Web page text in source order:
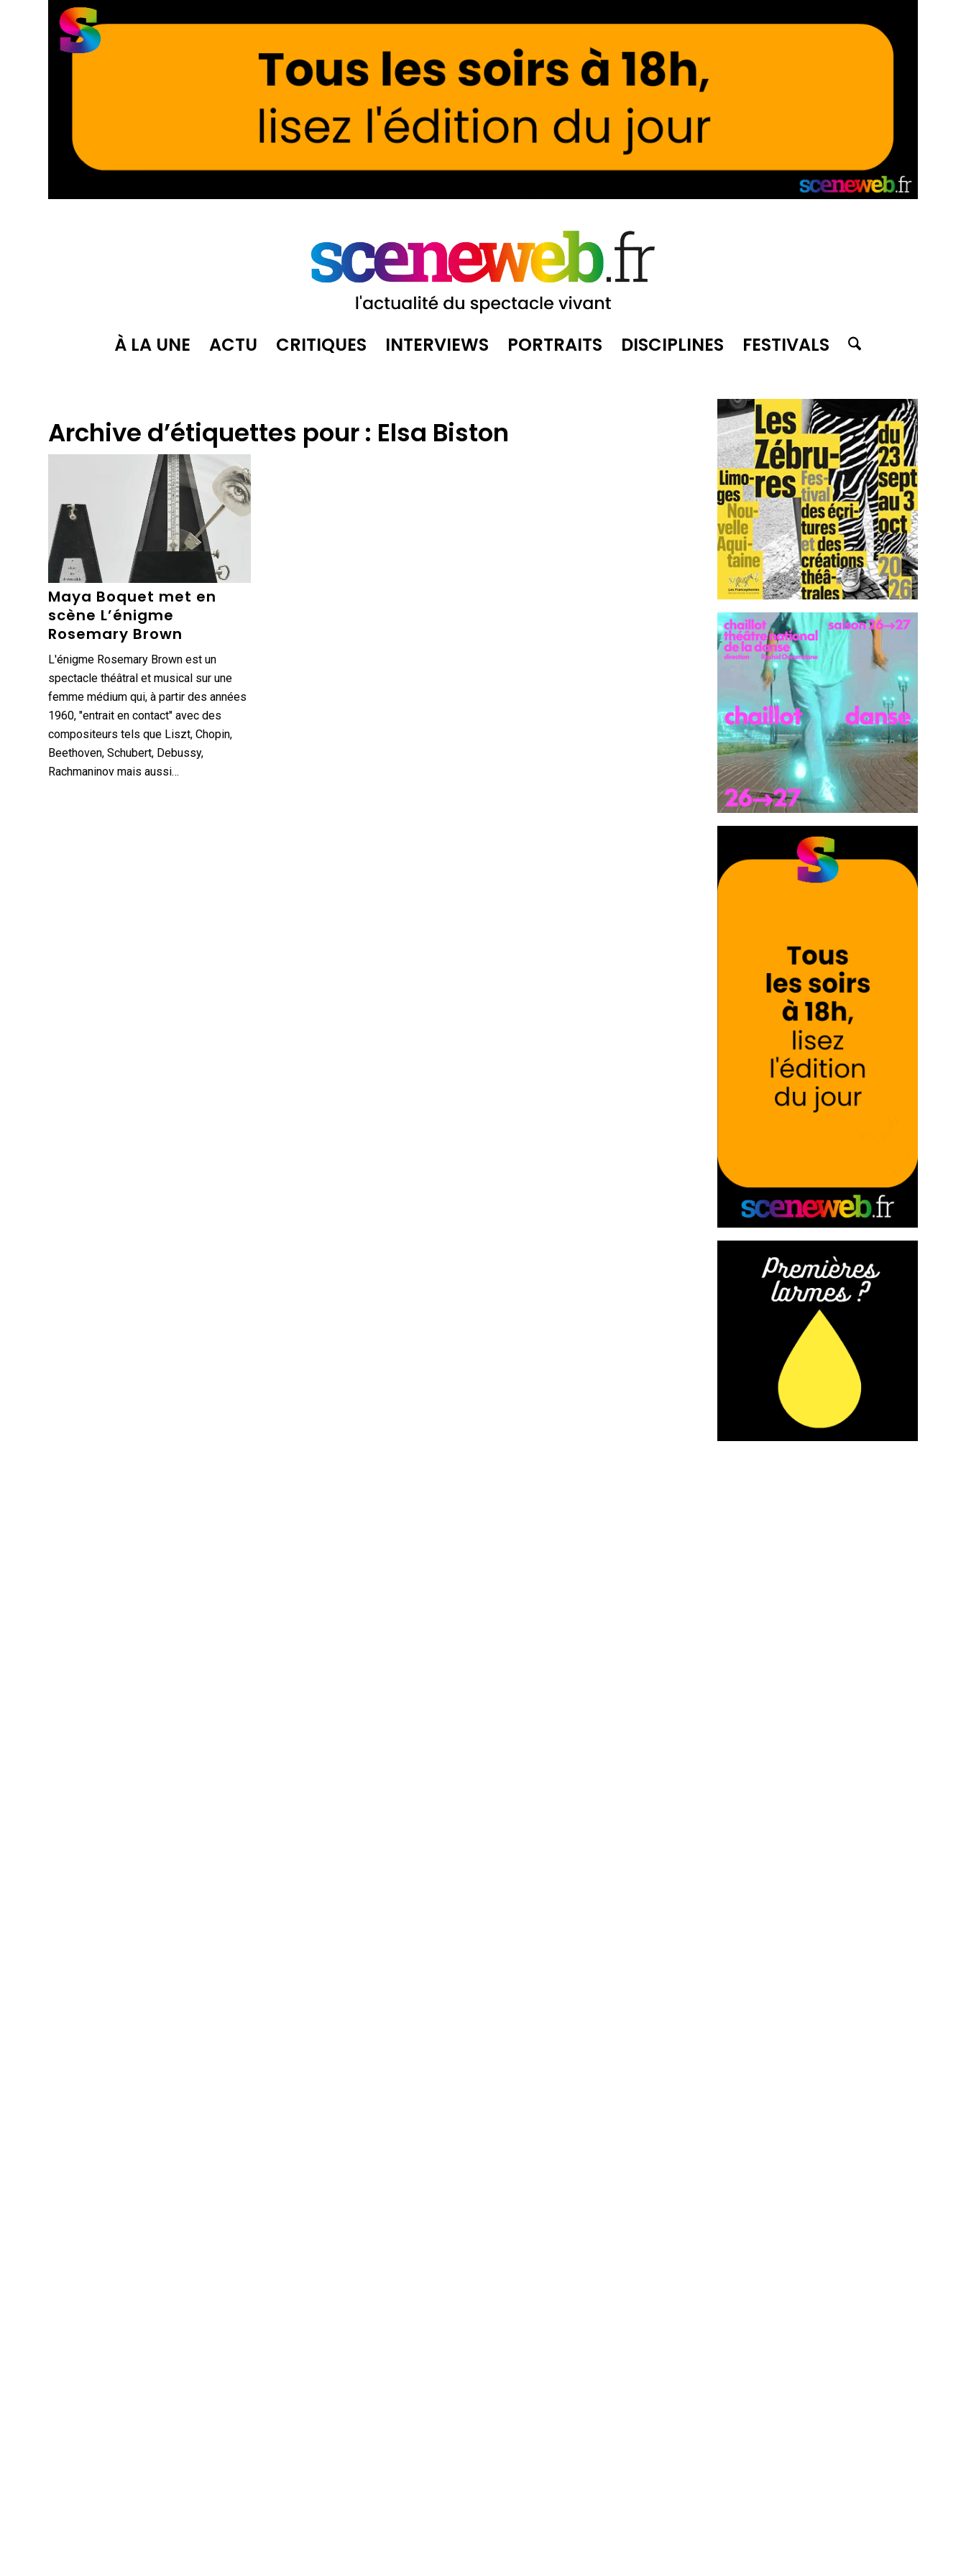
À LA UNE ACTU CRITIQUES INTERVIEWS PORTRAITS DISCIPLINES FESTIVALS
Archive d’étiquettes pour : Elsa Biston
Maya Boquet met en
scène L’énigme
Rosemary Brown
L'énigme Rosemary Brown est un
spectacle théâtral et musical sur une
femme médium qui, à partir des années
1960, "entrait en contact" avec des
compositeurs tels que Liszt, Chopin,
Beethoven, Schubert, Debussy,
Rachmaninov mais aussi…